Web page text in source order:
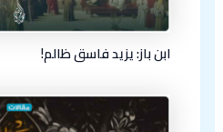
ابن باز: يزيد فاسق ظالم!